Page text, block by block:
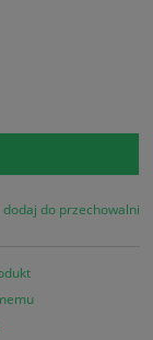
dodaj do przechowalni